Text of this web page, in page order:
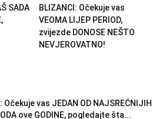
SADA
BLIZANCI: Očekuje vas
VEOMA LIJEP PERIOD,
zvijezde DONOSE NEŠTO
NEVJEROVATNO!
Očekuje vas JEDAN OD NAJSREĆNIJIH
ove GODINE, pogledajte šta...